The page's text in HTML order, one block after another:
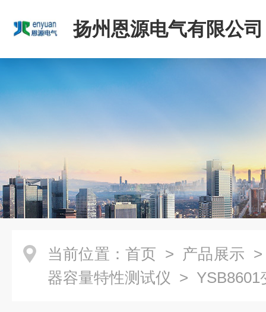
扬州恩源电气有限公司
当前位置： 首页 > 产品展示
器容量特性测试仪 > YSB8601